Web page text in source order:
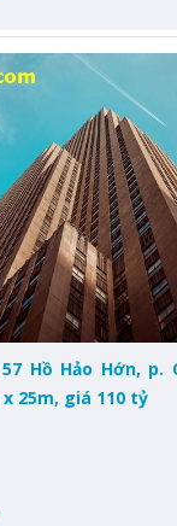
Hồ Hảo Hớn, p.
x 25m, giá 110 tỷ